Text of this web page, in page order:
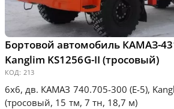
Бортовой автомобиль КАМАЗ-
Kanglim KS1256G-II (тросовый)
КОД: 213
6х6, дв. КАМАЗ 740.705-300 (Е-5),
(тросовый, 15 тм, 7 тн, 18,7 м)